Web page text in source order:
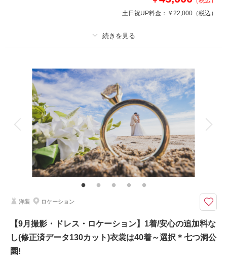
このプランで撮影可能な撮影レポート
相談予約する
来店・オンライン
撮影日の空き
を確認する
土日祝UP料金： ￥22,000 （税込）
撮影料 新婦衣装1着 新郎衣装1着
着付け ヘアメイク 小物一式
アルバム データ 80 カット 台紙付写真
衣装追加 会食 挙式
家族と撮影 家族用衣装レンタル ペットと撮影
その他含むもの
ウェルカムボードやアルバムなどの商品は最安値4,000円～最高値35,000円
までのオプション商品ご準備あり。詳しくはオプションページよりご覧くだ
さいませ。どんなことでもお気軽にお問い合わせくださいませ♪ご利用いた
おすすめ ☆ご披露宴予定のお客様の前撮りとしても人気プラン☆
➡➡➡口コミ必見です！！
洋装 ロケーション
【9月撮影・ドレス・ロケーション】1着/安心の追加料な
し(修正済データ130カット)衣裳は40着～選択＊七つ洞公
園!